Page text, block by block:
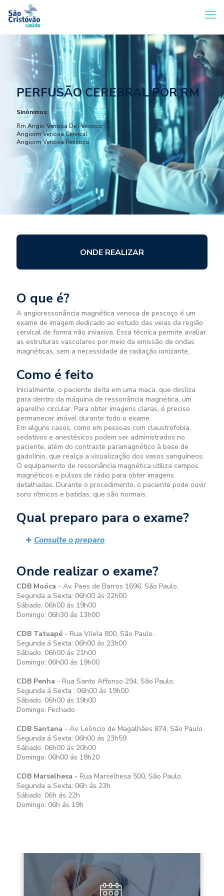
PERFUSÃO CEREBRAL POR RM
Sinônimos:
Rm Angio Venosa De Pescoco
Angiorm Venosa Cervical
Angiorm Venosa Pescoco
ONDE REALIZAR
O que é?
A angioressonância magnética venosa de pescoço é um
exame de imagem dedicado ao estudo das veias da região
cervical de forma não invasiva. Essa técnica permite avaliar
as estruturas vasculares por meio da emissão de ondas
magnéticas, sem a necessidade de radiação ionizante.
Como é feito
Inicialmente, o paciente deita em uma maca, que desliza
para dentro da máquina de ressonância magnética, um
aparelho circular. Para obter imagens claras, é preciso
permanecer imóvel durante todo o exame.
Em alguns casos, como em pessoas com claustrofobia,
sedativos e anestésicos podem ser administrados no
paciente, além do contraste paramagnético à base de
gadolínio, que realça a visualização dos vasos sanguíneos.
O equipamento de ressonância magnética utiliza campos
magnéticos e pulsos de rádio para obter imagens
detalhadas. Durante o procedimento, o paciente pode ouvir
sons rítmicos e batidas, que são normais.
Qual preparo para o exame?
Consulte o preparo
Onde realizar o exame?
CDB Moóca - Av. Paes de Barros 1696, São Paulo.
Segunda a Sexta: 06h00 ás 22h00
Sábado: 06h00 ás 19h00
Domingo: 06h30 ás 13h00
CDB Tatuapé - Rua Vilela 800, São Paulo.
Segunda á Sexta: 06h00 ás 23h00
Sábado: 06h00 ás 21h00
Domingo: 06h00 ás 19h00
CDB Penha - Rua Santo Affonso 294, São Paulo.
Segunda á Sexta : 06h00 ás 19h00
Sábado: 06h00 ás 19h00
Domingo: Fechado
CDB Santana - Av. Leôncio de Magalhães 874, São Paulo.
Segunda á Sexta: 06h00 ás 23h59
Sábado: 06h00 ás 20h00
Domingo: 06h00 ás 18h20
CDB Marselhesa - Rua Marselhesa 500, São Paulo.
Segunda a Sexta: 06h ás 23h
Sábado: 06h ás 22h
Domingo: 06h ás 19h